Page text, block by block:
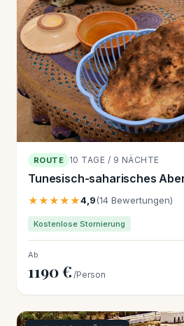
ROUTE 10 TAGE / 9 NÄCHTE
Tunesisch-saharisches
★★★★★4,9(14 Bewertungen)
Kostenlose Stornierung
Ab
1190 € /Person